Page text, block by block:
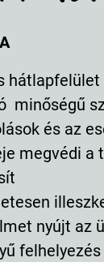
minőségű
és az
megvédi a
nyújt az